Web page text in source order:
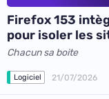
Firefox 153
pour isoler les
Chacun sa boite
Logiciel 21/07/2026